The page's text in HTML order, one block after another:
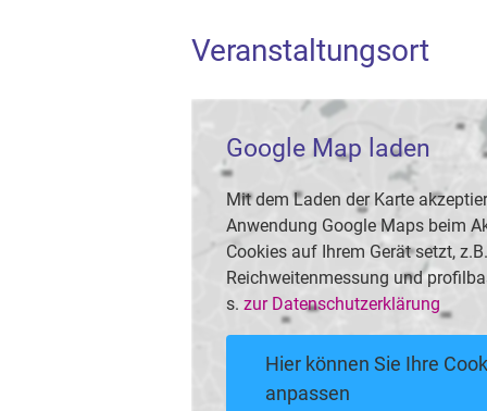
Veranstaltungsort
Google Map laden
Mit dem Laden der Karte
Anwendung Google Maps beim
Cookies auf Ihrem Gerät setzt,
Reichweitenmessung und
s. zur Datenschutzerklärung
Hier können Sie Ihre
anpassen